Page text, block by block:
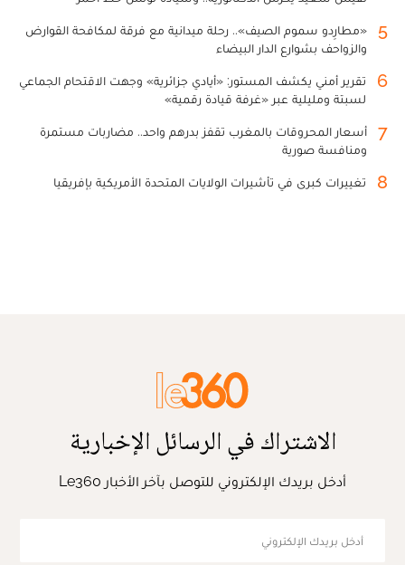
5
«مطارِدو سموم الصيف».. رحلة ميدانية مع فرقة لمكافحة القوارض
والزواحف بشوارع الدار البيضاء
6
تقرير أمني يكشف المستور: «أيادي جزائرية» وجهت الاقتحام الجماعي
لسبتة ومليلية عبر «غرفة قيادة رقمية»
7
أسعار المحروقات بالمغرب تقفز بدرهم واحد.. مضاربات مستمرة
ومنافسة صورية
8 تغييرات كبرى في تأشيرات الولايات المتحدة الأمريكية بإفريقيا
الاشتراك في الرسائل الإخبارية
أدخل بريدك الإلكتروني للتوصل بآخر الأخبار Le360